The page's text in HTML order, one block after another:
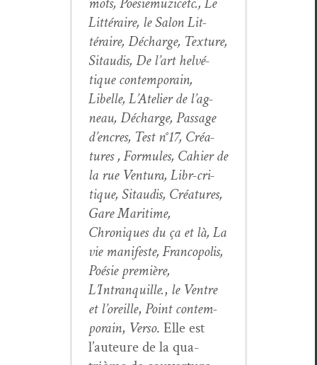
Lit­téraire, le Salon Lit­
téraire, Décharge, Tex­ture,
Sitaud­is, De l’art helvé­
tique con­tem­po­rain,
Libelle, L’Atelier de l’ag­
neau, Décharge, Pas­sage
d’en­cres, Test n°17, Créa­
tures , For­mules, Cahi­er de
la rue Ven­tu­ra, Libr-cri­
tique, Sitaud­is, Créa­tures,
Gare Mar­itime,
Chroniques du ça et là, La
vie man­i­feste, Fran­copo­lis,
Poésie pre­mière,
L’Intranquille., le Ven­tre
et l’or­eille, Point con­tem­
po­rain, Ver­so. Elle est
l’auteure de la qua­